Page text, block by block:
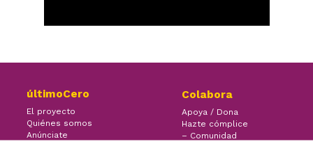
últimoCero
El proyecto
Quiénes somos
Anúnciate
Colabora
Apoya / Dona
Hazte cómplice
– Comunidad